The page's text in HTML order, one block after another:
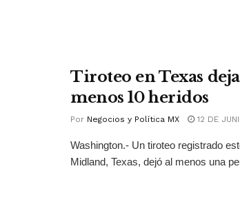
Tiroteo en Texas
menos 10 heridos
Por Negocios y Política MX 12 DE
Washington.- Un tiroteo registrado
Midland, Texas, dejó al menos una